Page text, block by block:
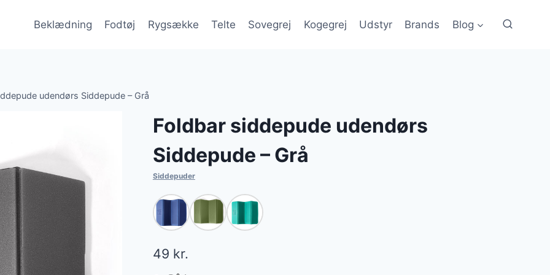
Beklædning Fodtøj Rygsække Telte Sovegrej Kogegrej Udstyr Brands Blog
udendørs Siddepude – Grå
Foldbar siddepude udendørs
Siddepude – Grå
Siddepuder
49 kr.